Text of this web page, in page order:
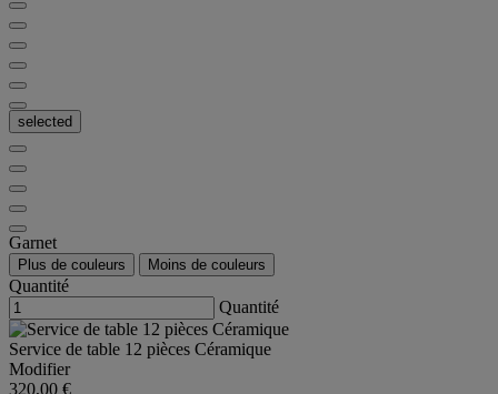
selected
Garnet
Plus de couleurs Moins de couleurs
Quantité
Quantité
Service de table 12 pièces Céramique
Modifier
320,00 €